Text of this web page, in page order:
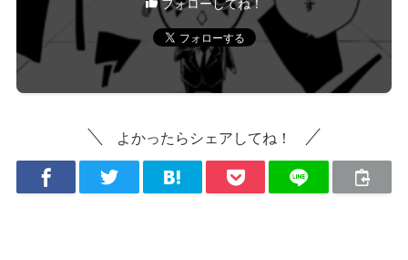
フォローしてね！
よかったらシェアしてね！